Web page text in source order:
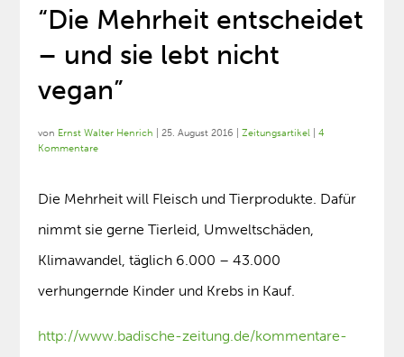
“Die Mehrheit entscheidet
– und sie lebt nicht
vegan”
von Ernst Walter Henrich |25. August 2016 |Zeitungsartikel |4
Kommentare
Die Mehrheit will Fleisch und Tierprodukte. Dafür
nimmt sie gerne Tierleid, Umweltschäden,
Klimawandel, täglich 6.000 – 43.000
verhungernde Kinder und Krebs in Kauf.
http://www.badische-zeitung.de/kommentare-